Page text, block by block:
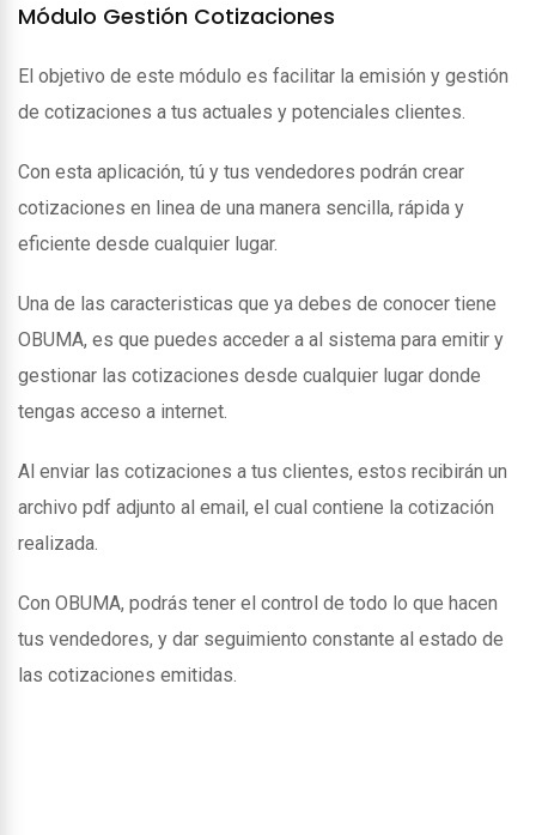
Módulo Gestión Cotizaciones
El objetivo de este módulo es facilitar la emisión y gestión
de cotizaciones a tus actuales y potenciales clientes.
Con esta aplicación, tú y tus vendedores podrán crear
cotizaciones en linea de una manera sencilla, rápida y
eficiente desde cualquier lugar.
Una de las caracteristicas que ya debes de conocer tiene
OBUMA, es que puedes acceder a al sistema para emitir y
gestionar las cotizaciones desde cualquier lugar donde
tengas acceso a internet.
Al enviar las cotizaciones a tus clientes, estos recibirán un
archivo pdf adjunto al email, el cual contiene la cotización
realizada.
Con OBUMA, podrás tener el control de todo lo que hacen
tus vendedores, y dar seguimiento constante al estado de
las cotizaciones emitidas.